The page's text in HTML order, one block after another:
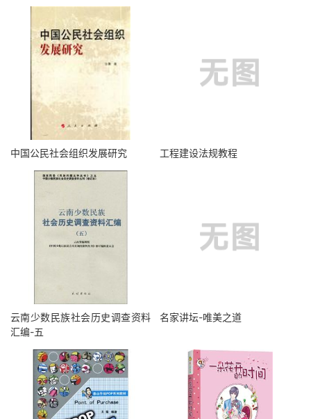
中国公民社会组织发展研究 工程建设法规教程
云南少数民族社会历史调查资料
汇编-五
名家讲坛-唯美之道